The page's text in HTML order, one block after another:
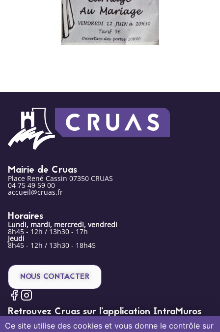
Ce site utilise des cookies et vous donne le contrôle sur
Mairie de Cruas
Place René Cassin 07350 CRUAS
04 75 49 59 00
accueil@cruas.fr
Horaires
Lundi, mardi, mercredi, vendredi
8h45 - 12h / 13h30 - 17h
Jeudi
8h45 - 12h / 13h30 - 18h45
NOUS CONTACTER
Retrouvez Cruas sur l’application IntraMuros